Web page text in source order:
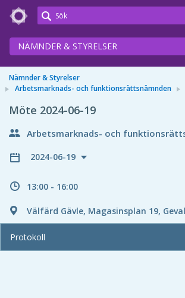
Meetings+
NÄMNDER & STYRELSER
Nämnder & Styrelser
Arbetsmarknads- och funktionsrättsnämnden
Möte 2024-06-19
Arbetsmarknads- och
2024-06-19
13:00 - 16:00
Välfärd Gävle, Magasinsplan 19,
Protokoll